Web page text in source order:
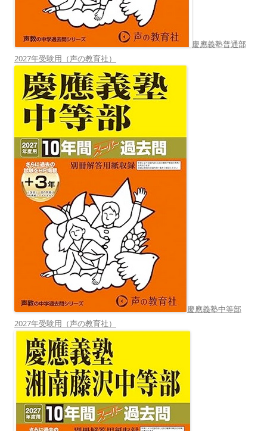
慶應義塾普通部
2027年受験用（声の教育社）
慶應義塾中等部
2027年受験用（声の教育社）